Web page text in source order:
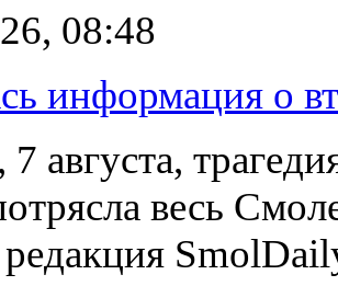
08:48
информация о
7 августа,
весь